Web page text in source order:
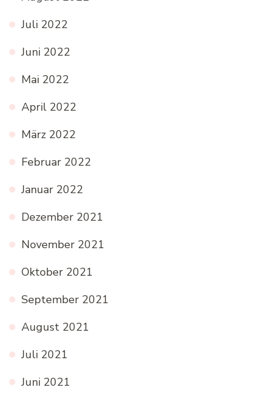
Juli 2022
Juni 2022
Mai 2022
April 2022
März 2022
Februar 2022
Januar 2022
Dezember 2021
November 2021
Oktober 2021
September 2021
August 2021
Juli 2021
Juni 2021